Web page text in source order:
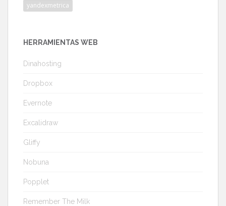
yandexmetrica
HERRAMIENTAS WEB
Dinahosting
Dropbox
Evernote
Excalidraw
Gliffy
Nobuna
Popplet
Remember The Milk